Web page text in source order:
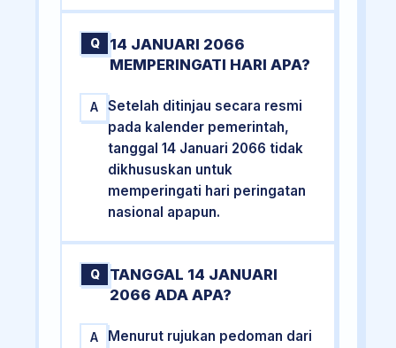
Q
14 JANUARI 2066
MEMPERINGATI HARI APA?
A
Setelah ditinjau secara resmi
pada kalender pemerintah,
tanggal 14 Januari 2066 tidak
dikhususkan untuk
memperingati hari peringatan
nasional apapun.
Q
TANGGAL 14 JANUARI
2066 ADA APA?
A
Menurut rujukan pedoman dari